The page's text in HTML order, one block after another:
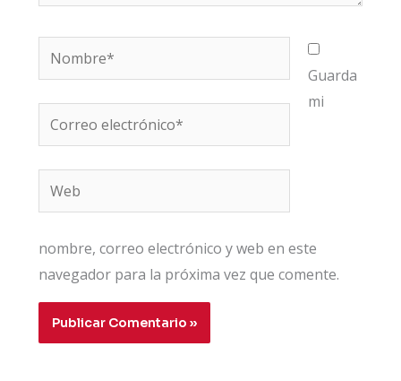
Nombre*
Correo
electrónico*
Web
Guarda
mi
nombre, correo electrónico y web en este
navegador para la próxima vez que comente.